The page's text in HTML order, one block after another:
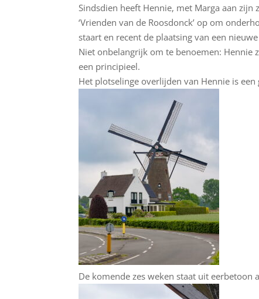
Sindsdien heeft Hennie, met Marga aan
‘Vrienden van de Roosdonck’ op om
staart en recent de plaatsing van een
Niet onbelangrijk om te benoemen: Hennie
een principieel.
Het plotselinge overlijden van Hennie is
De komende zes weken staat uit eerbetoon